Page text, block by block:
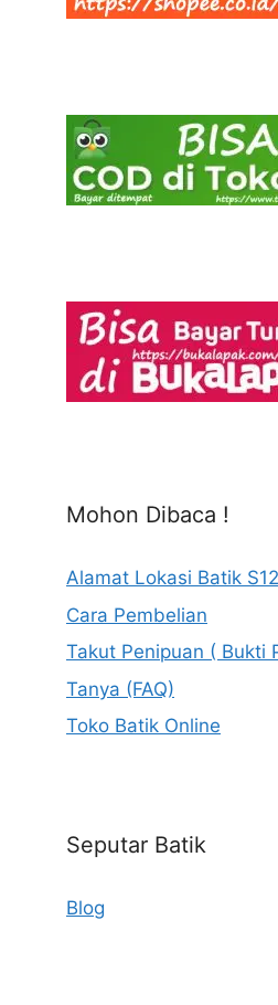
Mohon Dibaca !
Alamat Lokasi Batik
Cara Pembelian
Takut Penipuan ( Bukti
Tanya (FAQ)
Toko Batik Online
Seputar Batik
Blog